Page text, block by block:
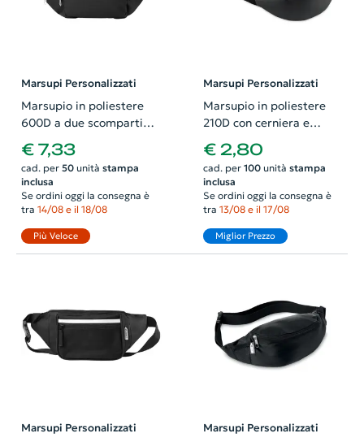
Marsupi Personalizzati
Marsupio in poliestere
600D a due scomparti
con cintura regolabile e
fibbia 365x55x140mm
€ 7,33
cad. per 50unità stampa
inclusa
Se ordini oggi la consegna è
tra 14/08 e il 18/08
Più Veloce
Marsupi Personalizzati
Marsupio in poliestere
210D con cerniera e
cintura regolabile
355x140mm
€ 2,80
cad. per 100unità stampa
inclusa
Se ordini oggi la consegna è
tra 13/08 e il 17/08
Miglior Prezzo
Marsupi Personalizzati Marsupi Personalizzati